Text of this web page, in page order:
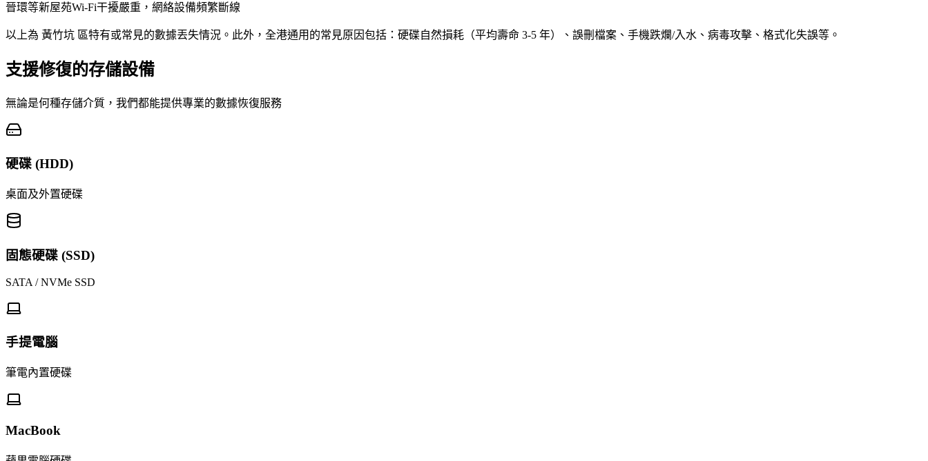
晉環等新屋苑Wi-Fi干擾嚴重，網絡設備頻繁斷線
以上為 黃竹坑 區特有或常見的數據丟失情況。此外，全港通用的常見原因包括：硬碟自然損耗（平均壽命 3-5 年）、誤刪檔案、手機跌爛/入水、病毒攻擊、格式化失誤等。
支援修復的存儲設備
無論是何種存儲介質，我們都能提供專業的數據恢復服務
硬碟 (HDD)
桌面及外置硬碟
固態硬碟 (SSD)
SATA / NVMe SSD
手提電腦
筆電內置硬碟
MacBook